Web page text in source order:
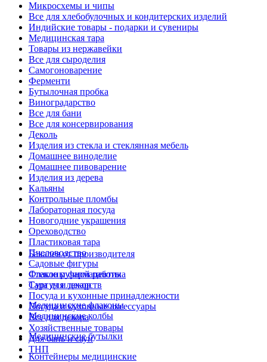
Микросхемы и чипы
Все для хлебобулочных и кондитерских изделий
Индийские товары - подарки и сувениры
Медицинская тара
Товары из нержавейки
Все для сыроделия
Самогоноварение
Ферменти
Бутылочная пробка
Виноградарство
Все для бани
Все для консервирования
Деколь
Изделия из стекла и стеклянная мебель
Домашнее виноделие
Домашнее пивоварение
Изделия из дерева
Кальяны
Контрольные пломбы
Лабораторная посуда
Новогодние украшения
Ореховодство
Пластиковая тара
Пчеловодство
Садовые фигуры
Стекло ручной работы
Сургуч и декор
Посуда и кухонные принадлежности
Посуда и кухонные аксессуары
Все для декора
Хозяйственные товары
Для бань и саун
ТНП
Бакалея от производителя
Флаконы фармацевтика
Тара для лекарств
Медицинские флаконы
Медицинские колбы
Медицинские бутылки
Контейнеры медицинские